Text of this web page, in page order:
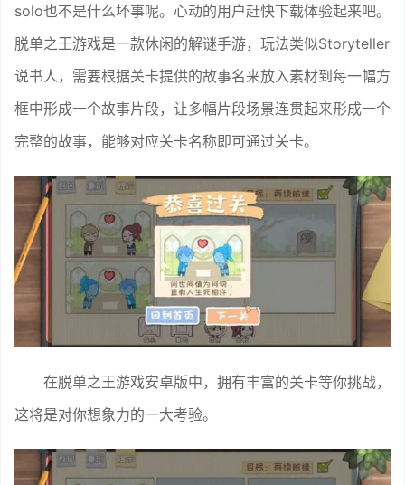
solo也不是什么坏事呢。心动的用户赶快下载体验起来吧。
脱单之王游戏是一款休闲的解谜手游，玩法类似Storyteller
说书人，需要根据关卡提供的故事名来放入素材到每一幅方
框中形成一个故事片段，让多幅片段场景连贯起来形成一个
完整的故事，能够对应关卡名称即可通过关卡。
在脱单之王游戏安卓版中，拥有丰富的关卡等你挑战，
这将是对你想象力的一大考验。